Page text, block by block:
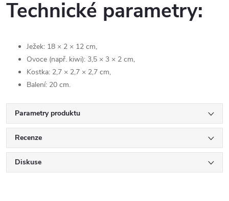
Technické parametry:
Ježek: 18 × 2 × 12 cm,
Ovoce (např. kiwi): 3,5 × 3 × 2 cm,
Kostka: 2,7 × 2,7 × 2,7 cm,
Balení: 20 cm.
Parametry produktu
Recenze
Diskuse